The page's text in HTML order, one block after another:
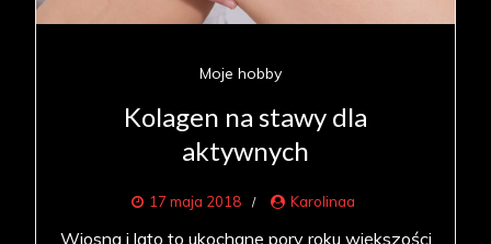
Moje hobby
Kolagen na stawy dla
aktywnych
17 maja 2018 Karolinaa
Wiosna i lato to ukochane pory roku większości